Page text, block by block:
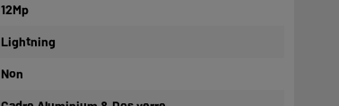
12Mp
Lightning
Non